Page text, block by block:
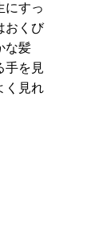
にすっ
おくび
な髪
手を見
く見れ